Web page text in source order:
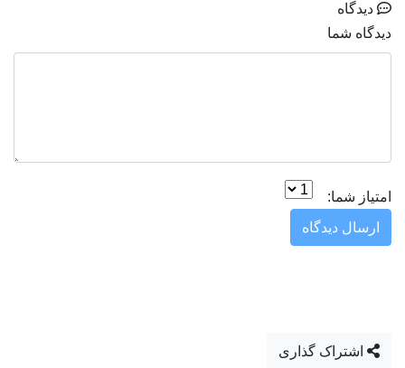
دیدگاه
دیدگاه شما
امتیاز شما:
ارسال دیدگاه